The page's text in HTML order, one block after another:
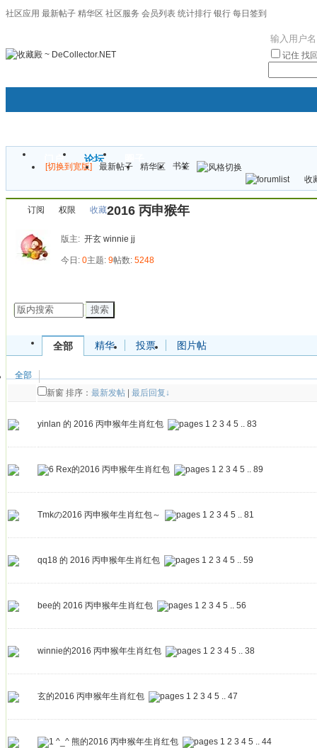
社区应用 最新帖子 精华区 社区服务 会员列表 统计排行 银行 每日签到
记住 找
门户 论坛
[切换到宽版] 最新帖子 精华区
书签
收
订阅 权限 2016 丙申猴年
收藏
版主: 开玄 winnie jj
今日: 0主题: 9帖数: 5248
搜索
全部 精华 投票 图片帖
全部
新窗 排序： 最新发帖 最后回复↓
yinlan 的 2016 丙申猴年生肖红包 1 2 3 4 5 .. 83
Rex的2016 丙申猴年生肖红包 1 2 3 4 5 .. 89
Tmkの2016 丙申猴年生肖红包～ 1 2 3 4 5 .. 81
qq18 的 2016 丙申猴年生肖红包 1 2 3 4 5 .. 59
bee的 2016 丙申猴年生肖红包 1 2 3 4 5 .. 56
winnie的2016 丙申猴年生肖红包 1 2 3 4 5 .. 38
玄的2016 丙申猴年生肖红包 1 2 3 4 5 .. 47
^_^ 熊的2016 丙申猴年生肖红包 1 2 3 4 5 .. 44